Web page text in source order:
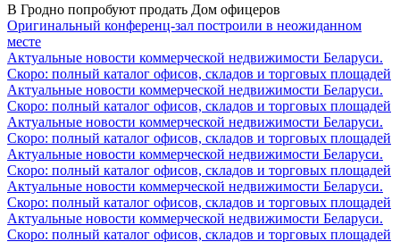
В Гродно попробуют продать Дом офицеров
Оригинальный конференц-зал построили в неожиданном
месте
Актуальные новости коммерческой недвижимости Беларуси.
Скоро: полный каталог офисов, складов и торговых площадей
Актуальные новости коммерческой недвижимости Беларуси.
Скоро: полный каталог офисов, складов и торговых площадей
Актуальные новости коммерческой недвижимости Беларуси.
Скоро: полный каталог офисов, складов и торговых площадей
Актуальные новости коммерческой недвижимости Беларуси.
Скоро: полный каталог офисов, складов и торговых площадей
Актуальные новости коммерческой недвижимости Беларуси.
Скоро: полный каталог офисов, складов и торговых площадей
Актуальные новости коммерческой недвижимости Беларуси.
Скоро: полный каталог офисов, складов и торговых площадей